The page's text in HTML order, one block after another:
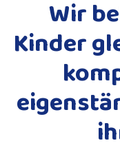
Wir
Kinder